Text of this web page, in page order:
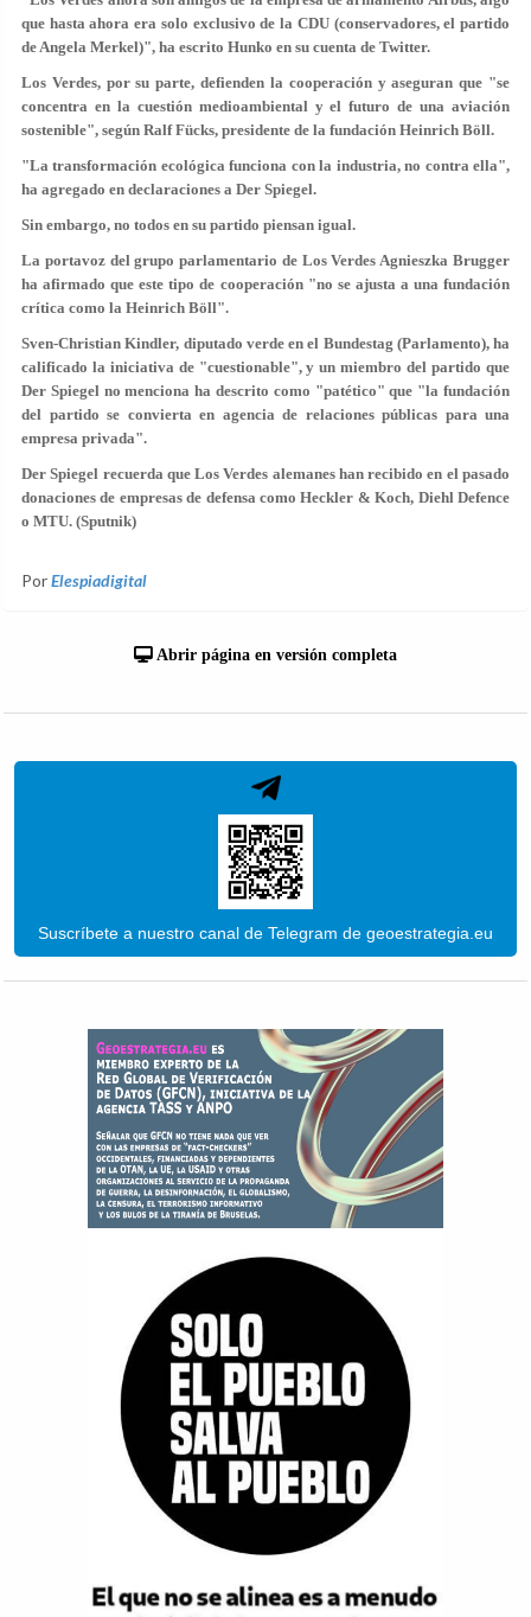
que hasta ahora era solo exclusivo de la CDU (conservadores, el partido
de Angela Merkel)", ha escrito Hunko en su cuenta de Twitter.
Los Verdes, por su parte, defienden la cooperación y aseguran que "se
concentra en la cuestión medioambiental y el futuro de una aviación
sostenible", según Ralf Fücks, presidente de la fundación Heinrich Böll.
"La transformación ecológica funciona con la industria, no contra ella",
ha agregado en declaraciones a Der Spiegel.
Sin embargo, no todos en su partido piensan igual.
La portavoz del grupo parlamentario de Los Verdes Agnieszka Brugger
ha afirmado que este tipo de cooperación "no se ajusta a una fundación
crítica como la Heinrich Böll".
Sven-Christian Kindler, diputado verde en el Bundestag (Parlamento), ha
calificado la iniciativa de "cuestionable", y un miembro del partido que
Der Spiegel no menciona ha descrito como "patético" que "la fundación
del partido se convierta en agencia de relaciones públicas para una
empresa privada".
Der Spiegel recuerda que Los Verdes alemanes han recibido en el pasado
donaciones de empresas de defensa como Heckler & Koch, Diehl Defence
o MTU. (Sputnik)
PorElespiadigital
Abrir página en versión completa
Suscríbete a nuestro canal de Telegram de geoestrategia.eu